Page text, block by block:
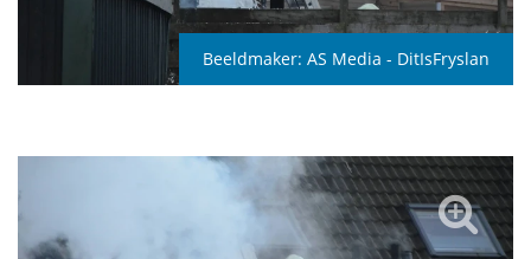
Beeldmaker: AS Media - DitIsFryslan